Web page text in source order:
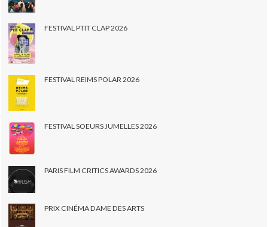
FESTIVAL PTIT CLAP 2026
FESTIVAL REIMS POLAR 2026
FESTIVAL SOEURS JUMELLES 2026
PARIS FILM CRITICS AWARDS 2026
PRIX CINÉMA DAME DES ARTS